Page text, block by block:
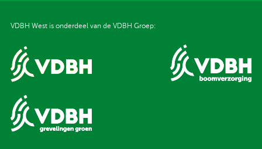
VDBH West is onderdeel van de VDBH Groep: